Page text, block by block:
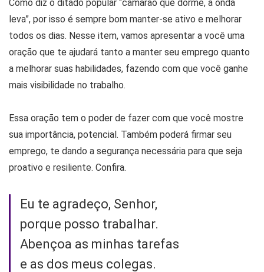
Como diz o ditado popular “camarão que dorme, a onda
leva”, por isso é sempre bom manter-se ativo e melhorar
todos os dias. Nesse item, vamos apresentar a você uma
oração que te ajudará tanto a manter seu emprego quanto
a melhorar suas habilidades, fazendo com que você ganhe
mais visibilidade no trabalho.
Essa oração tem o poder de fazer com que você mostre
sua importância, potencial. Também poderá firmar seu
emprego, te dando a segurança necessária para que seja
proativo e resiliente. Confira.
Eu te agradeço, Senhor,
porque posso trabalhar.
Abençoa as minhas tarefas
e as dos meus colegas.